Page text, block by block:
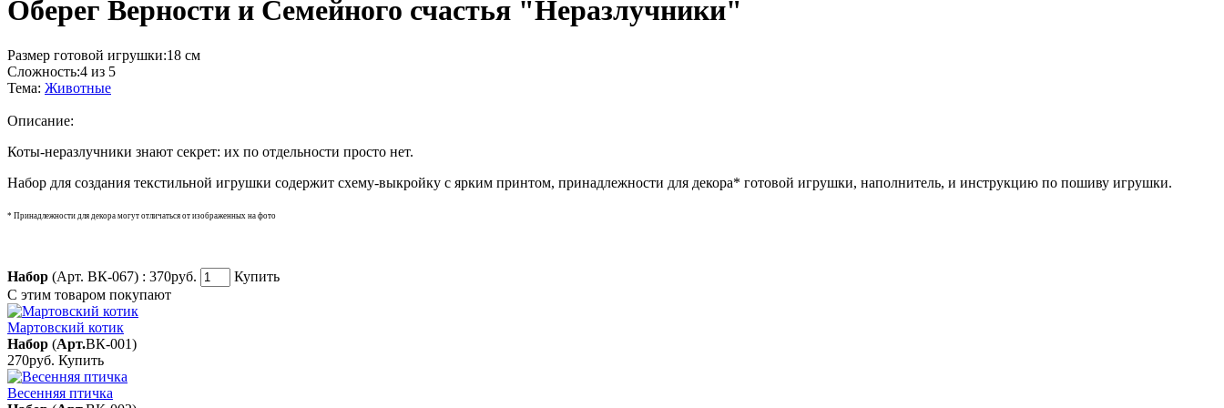
Оберег Верности и Семейного счастья "Неразлучники"
Размер готовой игрушки:18 см
Сложность:4 из 5
Тема: Животные
Описание:
Коты-неразлучники знают секрет: их по отдельности просто нет.
Набор для создания текстильной игрушки содержит схему-выкройку с ярким принтом, принадлежности для декора* готовой игрушки, наполнитель, и инструкцию по пошиву игрушки.
* Принадлежности для декора могут отличаться от изображенных на фото
Набор (Арт. ВК-067) : 370руб.
Купить
С этим товаром покупают
Мартовский котик
Набор (Арт.ВК-001)
270руб. Купить
Весенняя птичка